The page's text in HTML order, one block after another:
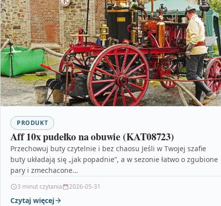
PRODUKT
Aff 10x pudełko na obuwie (KAT08723)
Przechowuj buty czytelnie i bez chaosu Jeśli w Twojej szafie
buty układają się „jak popadnie”, a w sezonie łatwo o zgubione
pary i zmechacone…
3 minut czytania 2026-05-31
Czytaj więcej